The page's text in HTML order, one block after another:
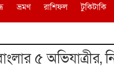
ভ্রমণ রাশিফল টুকিটাকি
৫